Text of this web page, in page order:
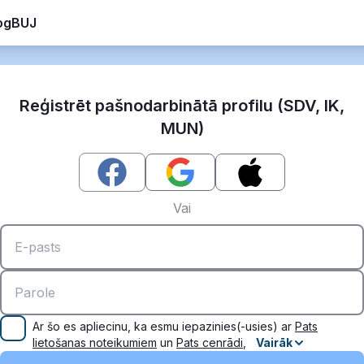
BUJ
Reģistrēt pašnodarbinātā profilu (SDV, IK,
MUN)
Vai
Ar šo es apliecinu, ka esmu iepazinies(-usies) ar Pats
lietošanas noteikumiem un Pats cenrādi Vairāk